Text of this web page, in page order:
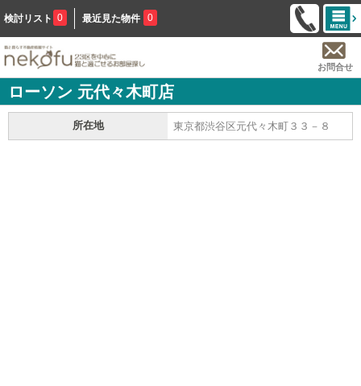
検討リスト 0 最近見た物件 0
お問合せ
ローソン 元代々木町店
所在地 東京都渋谷区元代々木町３３－８